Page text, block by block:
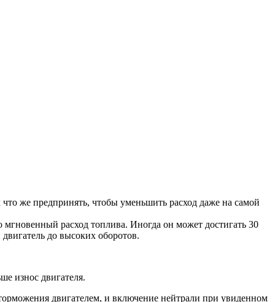
же предпринять, чтобы уменьшить расход даже на самой
расход топлива. Иногда он может достигать 30
до высоких оборотов.
износ двигателя.
двигателем, и включение нейтрали при увиденном